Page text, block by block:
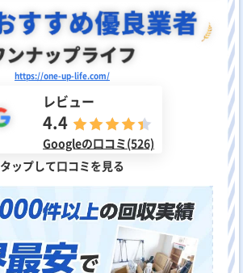
https://one-up-life.com/
レビュー
4.4
Googleの口コミ(526)
タップして口コミを見る